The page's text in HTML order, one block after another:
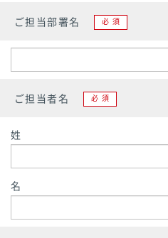
ご担当部署名 必須
ご担当者名 必須
姓
名